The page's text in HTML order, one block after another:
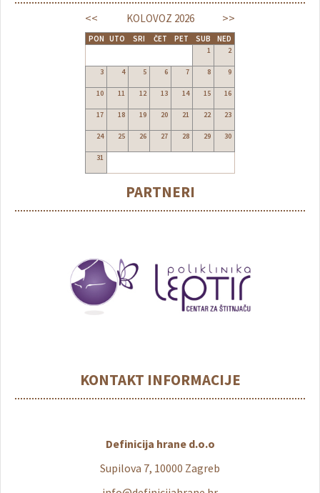
<< >>
KOLOVOZ 2026
PON UTO SRI ČET PET SUB NED
1 2
3 4 5 6 7 8 9
10 11 12 13 14 15 16
17 18 19 20 21 22 23
24 25 26 27 28 29 30
31
PARTNERI
KONTAKT INFORMACIJE
Definicija hrane d.o.o
Supilova 7, 10000 Zagreb